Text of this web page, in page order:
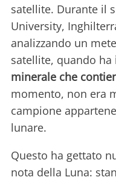
satellite. Durante il
University,
analizzando un
satellite, quando ha
minerale che
momento, non era
campione
lunare.
Questo ha gettato
nota della Luna: